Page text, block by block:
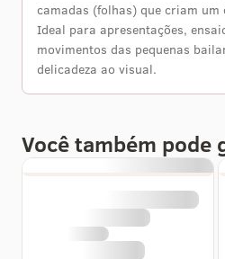
camadas (folhas) que criam
Ideal para apresentações,
movimentos das pequenas
delicadeza ao visual.
Você também pode